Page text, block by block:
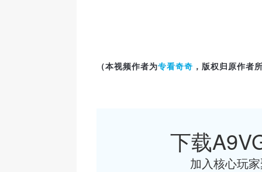
（本视频作者为专看奇奇 ，版权归原作者
下载
加入核心玩